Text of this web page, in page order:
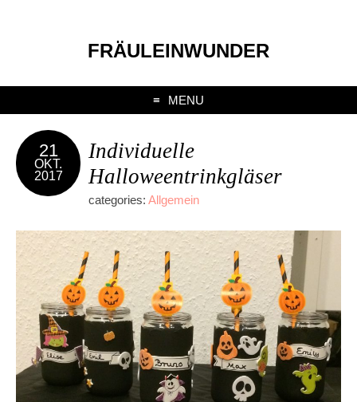
FRÄULEINWUNDER
MENU
21
OKT.
2017
Individuelle
Halloweentrinkgläser
categories: Allgemein